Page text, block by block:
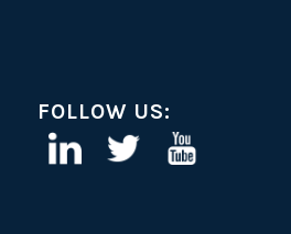
FOLLOW US: